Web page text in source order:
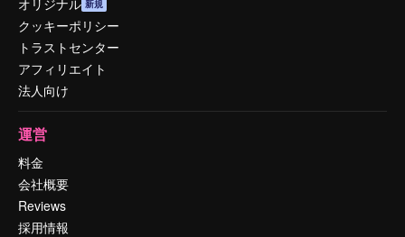
オリジナル 新規
クッキーポリシー
トラストセンター
アフィリエイト
法人向け
運営
料金
会社概要
Reviews
採用情報